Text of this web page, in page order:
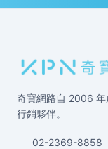
奇寶網路自 2006 年
行銷夥伴。
02-2369-8858